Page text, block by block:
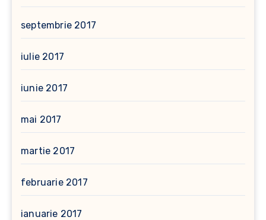
septembrie 2017
iulie 2017
iunie 2017
mai 2017
martie 2017
februarie 2017
ianuarie 2017